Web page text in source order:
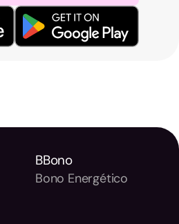
BBono
Bono Energético